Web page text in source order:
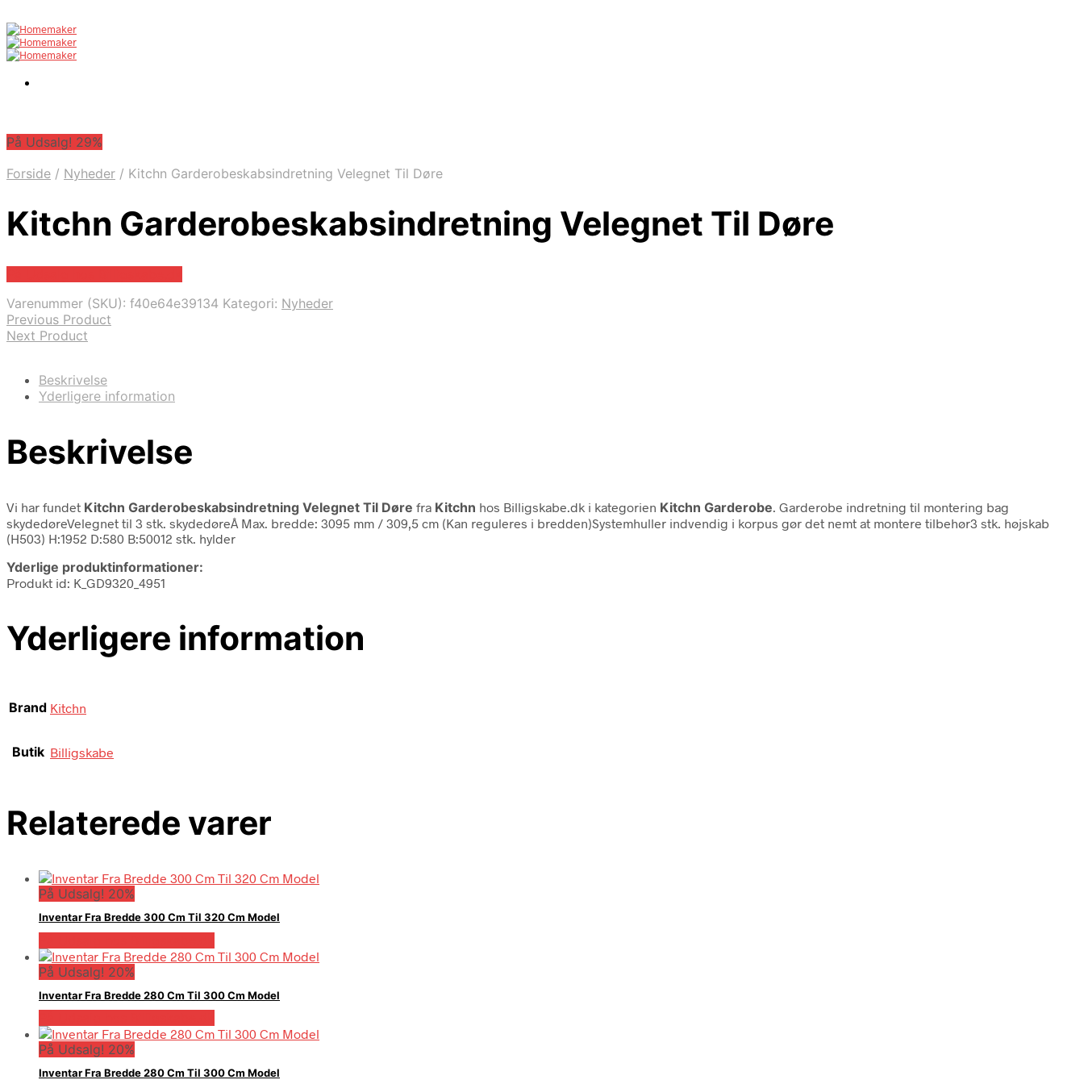
På Udsalg! 29%
Forside / Nyheder / Kitchn Garderobeskabsindretning Velegnet Til Døre
Kitchn Garderobeskabsindretning Velegnet Til Døre
Varenummer (SKU): f40e64e39134 Kategori: Nyheder
Previous Product
Next Product
Beskrivelse
Yderligere information
Beskrivelse
Vi har fundet Kitchn Garderobeskabsindretning Velegnet Til Døre fra Kitchn hos Billigskabe.dk i kategorien Kitchn Garderobe . Garderobe indretning til montering bag
skydedøreVelegnet til 3 stk. skydedøreÂ Max. bredde: 3095 mm / 309,5 cm (Kan reguleres i bredden)Systemhuller indvendig i korpus gør det nemt at montere tilbehør3 stk. højskab
(H503) H:1952 D:580 B:50012 stk. hylder
Yderlige produktinformationer:
Produkt id: K_GD9320_4951
Yderligere information
Brand Kitchn
Butik Billigskabe
Relaterede varer
På Udsalg! 20%
Inventar Fra Bredde 300 Cm Til 320 Cm Model
På Udsalg! 20%
Inventar Fra Bredde 280 Cm Til 300 Cm Model
På Udsalg! 20%
Inventar Fra Bredde 280 Cm Til 300 Cm Model